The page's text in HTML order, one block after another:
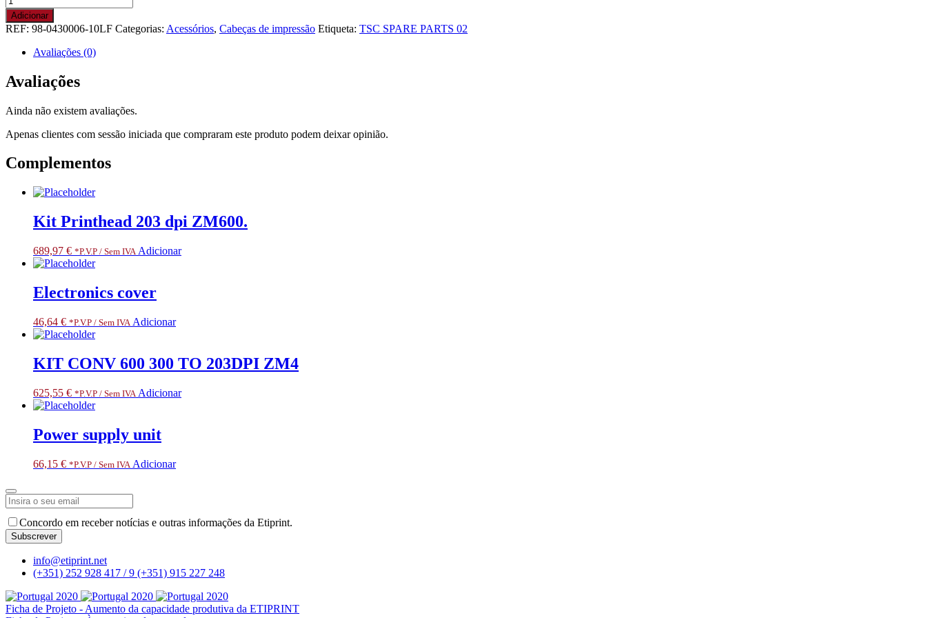
de
TPH
module
assembly
203
DPI
Adicionar
REF: 98-0430006-10LF Categorias: Acessórios, Cabeças de impressão Etiqueta: TSC SPARE PARTS 02
Avaliações (0)
Avaliações
Ainda não existem avaliações.
Apenas clientes com sessão iniciada que compraram este produto podem deixar opinião.
Complementos
Kit Printhead 203 dpi ZM600.
689,97 € *P.V.P / Sem IVA Adicionar
Electronics cover
46,64 € *P.V.P / Sem IVA Adicionar
KIT CONV 600 300 TO 203DPI ZM4
625,55 € *P.V.P / Sem IVA Adicionar
Power supply unit
66,15 € *P.V.P / Sem IVA Adicionar
Email*
Concordo em receber notícias e outras informações da Etiprint.
Subscrever
info@etiprint.net
(+351) 252 928 417 / 9 (+351) 915 227 248
Ficha de Projeto - Aumento da capacidade produtiva da ETIPRINT